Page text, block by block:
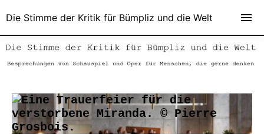
Die Stimme der Kritik für Bümpliz und die Welt